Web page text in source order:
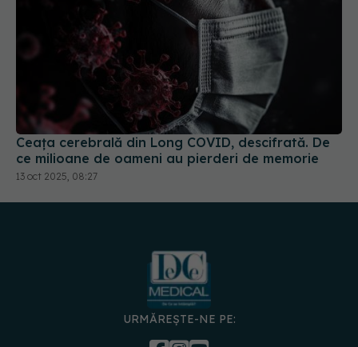
Ceața cerebrală din Long COVID, descifrată. De
ce milioane de oameni au pierderi de memorie
13 oct 2025, 08:27
URMĂREȘTE-NE PE:
DESCARCĂ APLICAȚIA